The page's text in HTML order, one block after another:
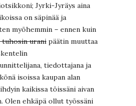
Jyrki-Jyräys aina
on säpinää ja
myöhemmin – ennen kuin
urani päätin muuttaa
tiedottajana ja
isoissa kaupan alan
kaikissa töissäni aivan
Olen ehkäpä ollut työssäni